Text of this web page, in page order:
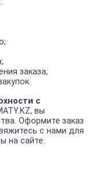
заказа;
с
вы
Оформите заказ
с нами для
на сайте.